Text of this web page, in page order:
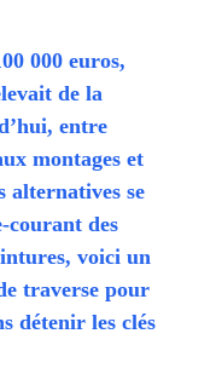
000 euros,
de la
entre
montages et
alternatives se
courant des
voici un
traverse pour
détenir les clés